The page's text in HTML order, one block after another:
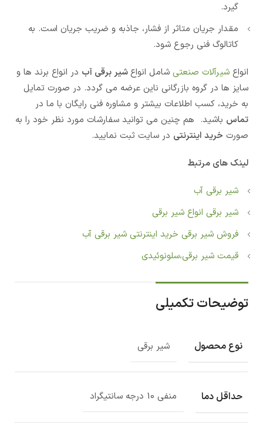
گیرد.
مقدار جریان متاثر از فشار، جاذبه و ضریب جریان است. به
کاتالوگ فنی رجوع شود.
انواع شیرآلات صنعتی شامل انواع شیر برقی آب در انواع برند ها و
سایز ها در گروه بازرگانی ناین عرضه می گردد. در صورت تمایل
به خرید، کسب اطلاعات بیشتر و مشاوره فنی رایگان با ما در
تماس باشید. هم چنین می توانید سفارشات مورد نظر خود را به
صورت خرید اینترنتی در سایت ثبت نمایید.
لینک های مرتبط
شیر برقی آب
شیر برقی انواع شیر برقی
فروش شیر برقی خرید اینترنتی شیر برقی آب
قیمت شیر برقی،سلونوئیدی‏
توضیحات تکمیلی
نوع محصول شیر برقی
حداقل دما منفی 10 درجه سانتیگراد